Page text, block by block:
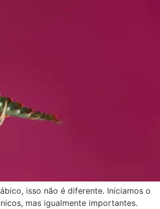
isso não é diferente. Iniciamos o
mas igualmente importantes.